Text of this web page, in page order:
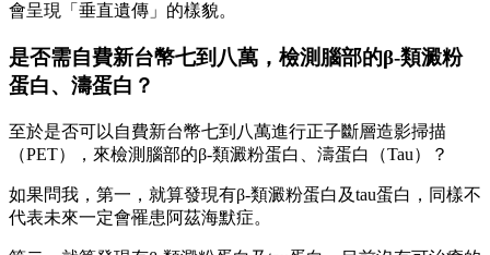
會呈現「垂直遺傳」的樣貌。
是否需自費新台幣七到八萬，檢測腦部的β-類澱粉
蛋白、濤蛋白？
至於是否可以自費新台幣七到八萬進行正子斷層造影掃描
（PET），來檢測腦部的β-類澱粉蛋白、濤蛋白（Tau）？
如果問我，第一，就算發現有β-類澱粉蛋白及tau蛋白，同樣不
代表未來一定會罹患阿茲海默症。